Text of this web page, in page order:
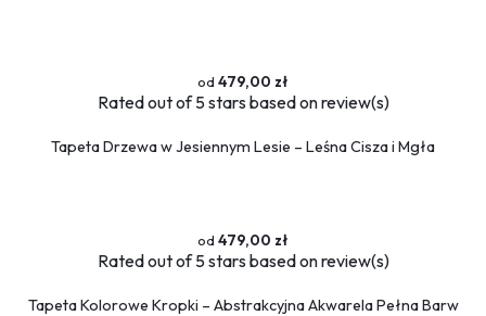
479,00 zł
Ratedout of 5 stars based onreview(s)
Tapeta Drzewa w Jesiennym Lesie – Leśna Cisza i Mgła
479,00 zł
Ratedout of 5 stars based onreview(s)
Tapeta Kolorowe Kropki – Abstrakcyjna Akwarela Pełna Barw